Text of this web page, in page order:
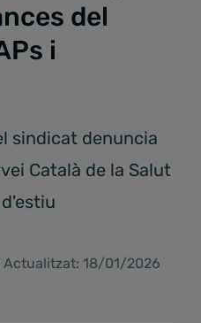
del
i
sindicat denuncia
Català de la Salut
18/01/2026